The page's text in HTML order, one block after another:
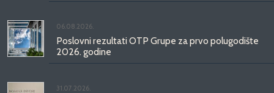
06.08.2026.
Poslovni rezultati OTP Grupe za prvo polugodište
2026. godine
31.07.2026.